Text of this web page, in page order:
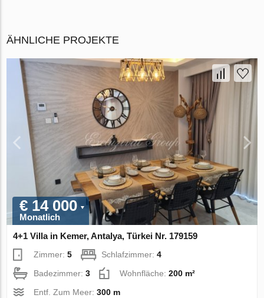
ÄHNLICHE PROJEKTE
€ 14 000
Monatlich
4+1 Villa in Kemer, Antalya, Türkei Nr. 179159
Zimmer:5 Schlafzimmer:4
Badezimmer:3 Wohnfläche:200 m²
Entf. Zum Meer:300 m